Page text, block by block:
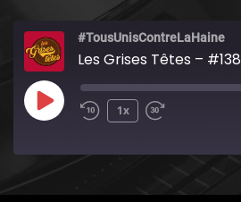
#TousUnisContreLaHaine
Les Grises Têtes – #138
Play
1x